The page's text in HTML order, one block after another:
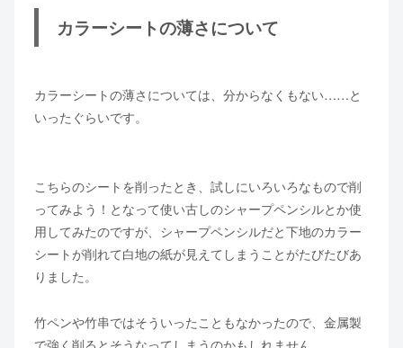
カラーシートの薄さについて
カラーシートの薄さについては、分からなくもない……と
いったぐらいです。
こちらのシートを削ったとき、試しにいろいろなもので削
ってみよう！となって使い古しのシャープペンシルとか使
用してみたのですが、シャープペンシルだと下地のカラー
シートが削れて白地の紙が見えてしまうことがたびたびあ
りました。
竹ペンや竹串ではそういったこともなかったので、金属製
で強く削るとそうなってしまうのかもしれません。